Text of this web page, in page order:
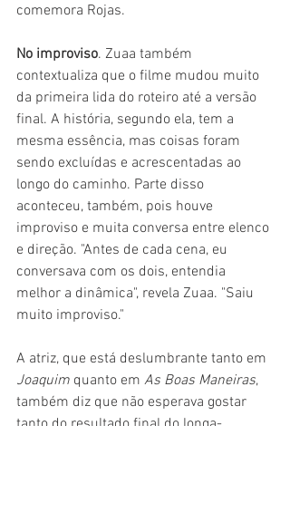
comemora Rojas.
No improviso. Zuaa também
contextualiza que o filme mudou muito
da primeira lida do roteiro até a versão
final. A história, segundo ela, tem a
mesma essência, mas coisas foram
sendo excluídas e acrescentadas ao
longo do caminho. Parte disso
aconteceu, também, pois houve
improviso e muita conversa entre elenco
e direção. "Antes de cada cena, eu
conversava com os dois, entendia
melhor a dinâmica", revela Zuaa. "Saiu
muito improviso."
A atriz, que está deslumbrante tanto em
Joaquim quanto em As Boas Maneiras,
também diz que não esperava gostar
tanto do resultado final do longa-